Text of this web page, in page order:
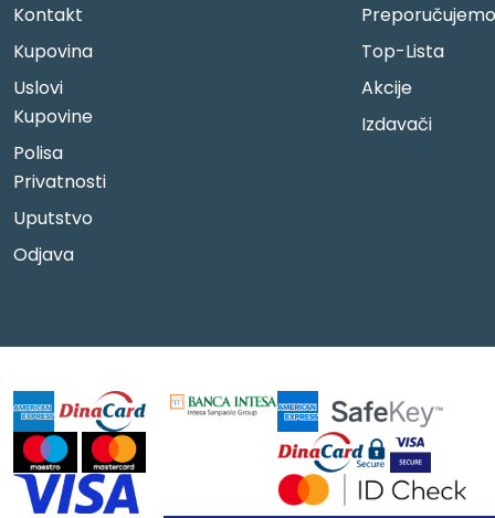
Kontakt
Kupovina
Uslovi
Kupovine
Polisa
Privatnosti
Uputstvo
Odjava
Preporučujemo
Top-Lista
Akcije
Izdavači